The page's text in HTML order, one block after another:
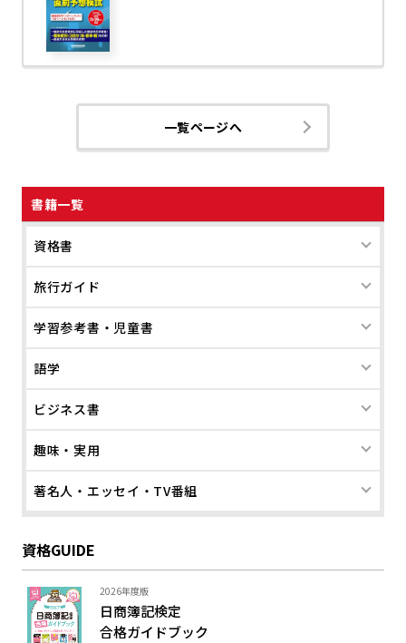
書籍一覧
資格書
旅行ガイド
学習参考書・児童書
語学
ビジネス書
趣味・実用
著名人・エッセイ・TV番組
資格GUIDE
2026年度版
日商簿記検定
合格ガイドブック
一覧ページへ